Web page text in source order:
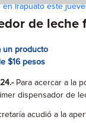
en Irapuato este
de
un producto
$16 pesos
Para acercar a la
dispensador de
acudió a la